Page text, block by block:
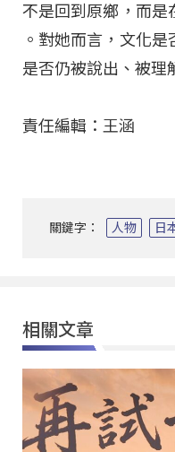
不是回到原鄉，而是
。對她而言，文化
是否仍被說出、被理
責任編輯：王涵
關鍵字： 人物 日
相關文章